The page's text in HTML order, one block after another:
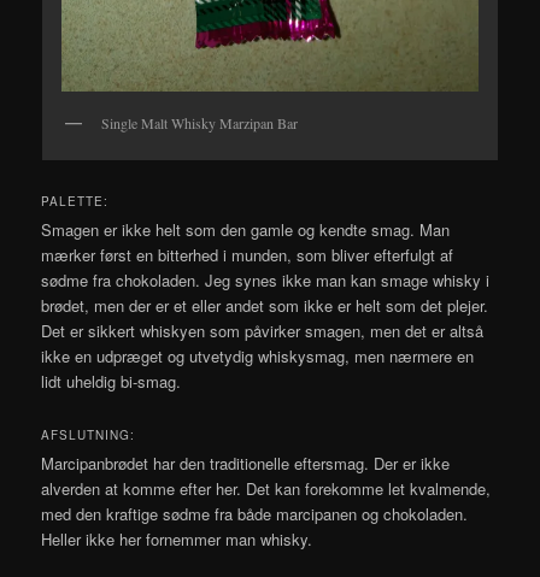
Single Malt Whisky Marzipan Bar
PALETTE:
Smagen er ikke helt som den gamle og kendte smag. Man
mærker først en bitterhed i munden, som bliver efterfulgt af
sødme fra chokoladen. Jeg synes ikke man kan smage whisky i
brødet, men der er et eller andet som ikke er helt som det plejer.
Det er sikkert whiskyen som påvirker smagen, men det er altså
ikke en udpræget og utvetydig whiskysmag, men nærmere en
lidt uheldig bi-smag.
AFSLUTNING:
Marcipanbrødet har den traditionelle eftersmag. Der er ikke
alverden at komme efter her. Det kan forekomme let kvalmende,
med den kraftige sødme fra både marcipanen og chokoladen.
Heller ikke her fornemmer man whisky.